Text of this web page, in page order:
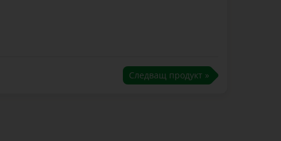
Следващ продукт »